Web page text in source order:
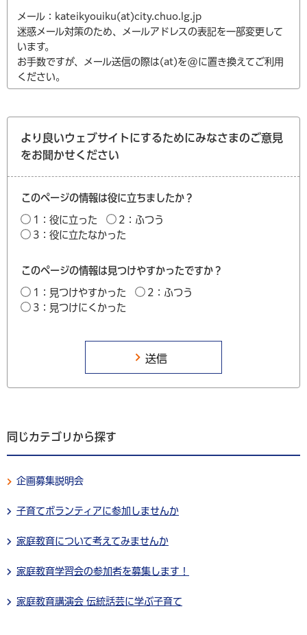
メール：kateikyouiku(at)city.chuo.lg.jp
迷惑メール対策のため、メールアドレスの表記を一部変更して
います。
お手数ですが、メール送信の際は(at)を@に置き換えてご利用
ください。
より良いウェブサイトにするためにみなさまのご意見
をお聞かせください
このページの情報は役に立ちましたか？
1：役に立った
2：ふつう
3：役に立たなかった
このページの情報は見つけやすかったですか？
1：見つけやすかった
2：ふつう
3：見つけにくかった
同じカテゴリから探す
企画募集説明会
子育てボランティアに参加しませんか
家庭教育について考えてみませんか
家庭教育学習会の参加者を募集します！
家庭教育講演会 伝統話芸に学ぶ子育て